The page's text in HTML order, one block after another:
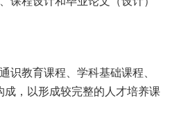
识教育课程、学科基础课程、
成，以形成较完整的人才培养课